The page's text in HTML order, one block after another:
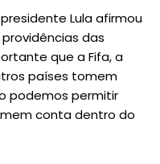
Lula afirmou
das
que a Fifa, a
países tomem
podemos permitir
conta dentro do